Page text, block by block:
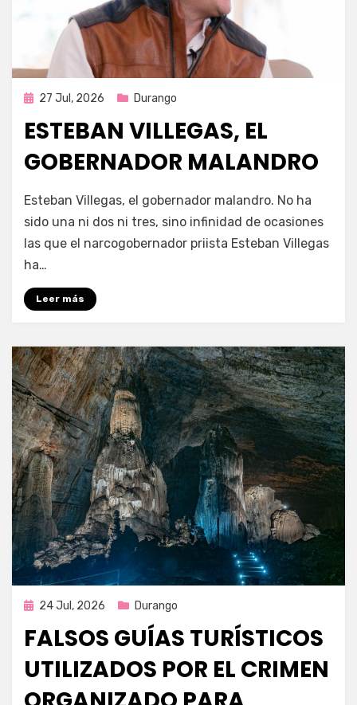
Publicada
27 Jul, 2026 Durango
ESTEBAN VILLEGAS, EL
GOBERNADOR MALANDRO
por Fernando Miranda Servín
Esteban Villegas, el gobernador malandro. No ha
sido una ni dos ni tres, sino infinidad de ocasiones
las que el narcogobernador priista Esteban Villegas
ha…
Leer más
Publicada
24 Jul, 2026 Durango
FALSOS GUÍAS TURÍSTICOS
UTILIZADOS POR EL CRIMEN